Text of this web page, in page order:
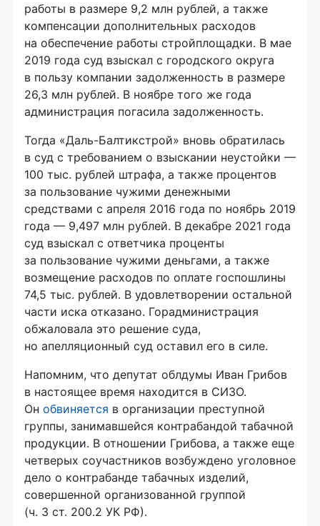
работы в размере 9,2 млн рублей, а также
компенсации дополнительных расходов
на обеспечение работы стройплощадки. В мае
2019 года суд взыскал с городского округа
в пользу компании задолженность в размере
26,3 млн рублей. В ноябре того же года
администрация погасила задолженность.
Тогда «Даль-Балтикстрой» вновь обратилась
в суд с требованием о взыскании неустойки —
100 тыс. рублей штрафа, а также процентов
за пользование чужими денежными
средствами с апреля 2016 года по ноябрь 2019
года — 9,497 млн рублей. В декабре 2021 года
суд взыскал с ответчика проценты
за пользование чужими деньгами, а также
возмещение расходов по оплате госпошлины
74,5 тыс. рублей. В удовлетворении остальной
части иска отказано. Горадминистрация
обжаловала это решение суда,
но апелляционный суд оставил его в силе.
Напомним, что депутат облдумы Иван Грибов
в настоящее время находится в СИЗО.
Он обвиняется в организации преступной
группы, занимавшейся контрабандой табачной
продукции. В отношении Грибова, а также еще
четверых соучастников возбуждено уголовное
дело о контрабанде табачных изделий,
совершенной организованной группой
(ч. 3 ст. 200.2 УК РФ).